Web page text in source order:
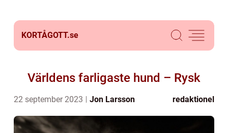
KORTÅGOTT.se
Världens farligaste hund – Rysk
22 september 2023 Jon Larsson redaktionel